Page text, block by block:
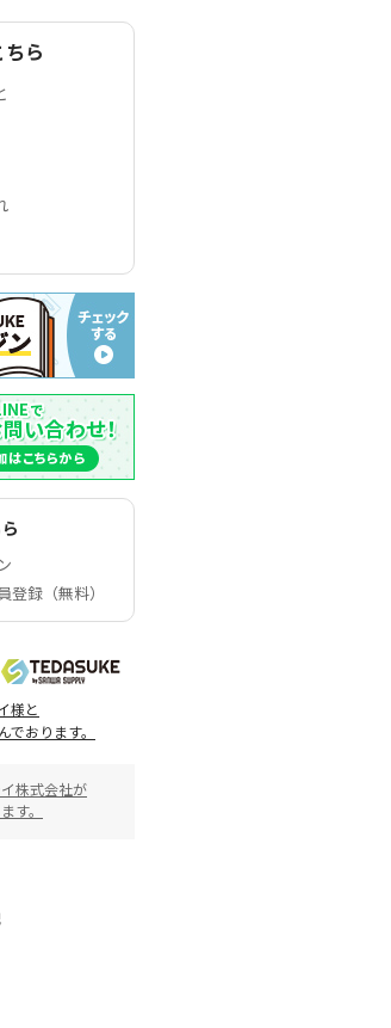
ら
登録（無料）
様と
でおります。
株式会社が
す。